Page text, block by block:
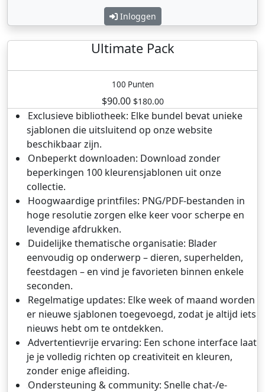
Inloggen
Ultimate Pack
100 Punten
$90.00 $180.00
Exclusieve bibliotheek: Elke bundel bevat unieke
sjablonen die uitsluitend op onze website
beschikbaar zijn.
Onbeperkt downloaden: Download zonder
beperkingen 100 kleurensjablonen uit onze
collectie.
Hoogwaardige printfiles: PNG/PDF-bestanden in
hoge resolutie zorgen elke keer voor scherpe en
levendige afdrukken.
Duidelijke thematische organisatie: Blader
eenvoudig op onderwerp – dieren, superhelden,
feestdagen – en vind je favorieten binnen enkele
seconden.
Regelmatige updates: Elke week of maand worden
er nieuwe sjablonen toegevoegd, zodat je altijd iets
nieuws hebt om te ontdekken.
Advertentievrije ervaring: Een schone interface laat
je je volledig richten op creativiteit en kleuren,
zonder enige afleiding.
Ondersteuning & community: Snelle chat-/e-